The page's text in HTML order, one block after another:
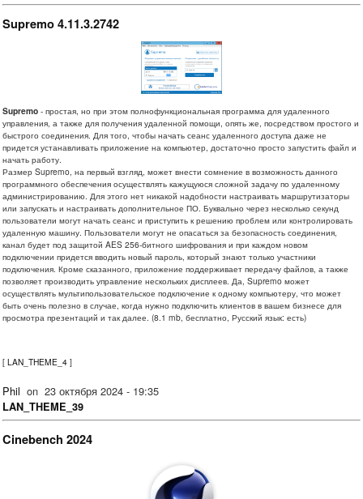
Supremo 4.11.3.2742
Supremo - простая, но при этом полнофункциональная программа для удаленного
управления, а также для получения удаленной помощи, опять же, посредством простого и
быстрого соединения. Для того, чтобы начать сеанс удаленного доступа даже не
придется устанавливать приложение на компьютер, достаточно просто запустить файл и
начать работу.
Размер Supremo, на первый взгляд, может внести сомнение в возможность данного
программного обеспечения осуществлять кажущуюся сложной задачу по удаленному
администрированию. Для этого нет никакой надобности настраивать маршрутизаторы
или запускать и настраивать дополнительное ПО. Буквально через несколько секунд
пользователи могут начать сеанс и приступить к решению проблем или контролировать
удаленную машину. Пользователи могут не опасаться за безопасность соединения,
канал будет под защитой AES 256-битного шифрования и при каждом новом
подключении придется вводить новый пароль, который знают только участники
подключения. Кроме сказанного, приложение поддерживает передачу файлов, а также
позволяет производить управление нескольких дисплеев. Да, Supremo может
осуществлять мультипользовательское подключение к одному компьютеру, что может
быть очень полезно в случае, когда нужно подключить клиентов в вашем бизнесе для
просмотра презентаций и так далее. (8.1 mb, бесплатно, Русский язык: есть)
[ LAN_THEME_4 ]
Phil on 23 октября 2024 - 19:35
LAN_THEME_39
Cinebench 2024